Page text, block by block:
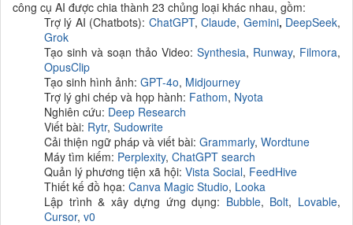
công cụ AI được chia thành 23 chủng loại khác nhau, gồm:
Trợ lý AI (Chatbots): ChatGPT,Claude, Gemini, DeepSeek,
Grok
Tạo sinh và soạn thảo Video: Synthesia, Runway, Filmora,
OpusClip
Tạo sinh hình ảnh: GPT-4o, Midjourney
Trợ lý ghi chép và họp hành: Fathom, Nyota
Nghiên cứu: Deep Research
Viết bài: Rytr, Sudowrite
Cải thiện ngữ pháp và viết bài: Grammarly, Wordtune
Máy tìm kiếm: Perplexity, ChatGPT search
Quản lý phương tiện xã hội: Vista Social, FeedHive
Thiết kế đồ họa: Canva Magic Studio, Looka
Lập trình & xây dựng ứng dụng: Bubble, Bolt, Lovable,
Cursor, v0